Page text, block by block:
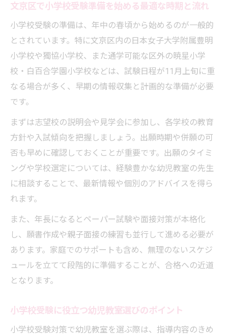
小学校受験で個別指導が選ばれる理由とは
個別対策で子どもの小学校受験力を伸ばす
方法
小学校受験対策で失敗しない教室の選び方
希望校選びで失敗しないための文京区受験術
文京区で小学校受験の志望校を選ぶ際の基
準
小学校受験の学校説明会を活用する情報収
集術
小学校受験の合格実績を正しく見極める方
法
方
家庭学習に頼らない受験支援が選ばれる理由
文京区で小学校受験準備を始める最適な時期と流れ
小学校受験の準備は、年中の春頃から始めるのが一般的
とされています。特に文京区内の日本女子大学附属豊明
小学校や獨協小学校、また通学可能な区外の暁星小学
校・白百合学園小学校などは、試験日程が11月上旬に重
なる場合が多く、早期の情報収集と計画的な準備が必要
です。
まずは志望校の説明会や見学会に参加し、各学校の教育
方針や入試傾向を把握しましょう。出願時期や併願の可
否も早めに確認しておくことが重要です。出願のタイミ
ングや学校選定については、経験豊かな幼児教室の先生
に相談することで、最新情報や個別のアドバイスを得ら
れます。
また、年長になるとペーパー試験や面接対策が本格化
し、願書作成や親子面接の練習も並行して進める必要が
あります。家庭でのサポートも含め、無理のないスケジ
ュールを立てて段階的に準備することが、合格への近道
となります。
小学校受験に役立つ幼児教室選びのポイント
小学校受験対策で幼児教室を選ぶ際は、指導内容のきめ